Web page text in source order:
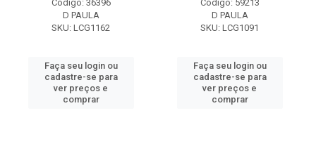
Código: 36396
D PAULA
SKU: LCG1162
Faça seu login ou
cadastre-se para
ver preços e
comprar
Código: 59213
D PAULA
SKU: LCG1091
Faça seu login ou
cadastre-se para
ver preços e
comprar